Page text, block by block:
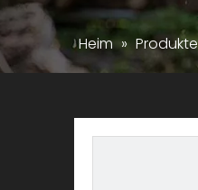
Heim » Produkte